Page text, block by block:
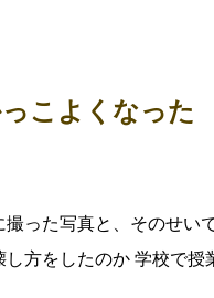
こよくなった
った写真と、そのせい
方をしたのか 学校で授